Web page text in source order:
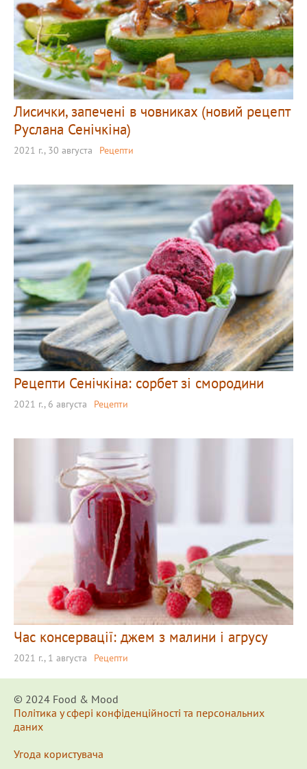
Лисички, запечені в човниках (новий рецепт
Руслана Сенічкіна)
2021 г., 30 августа Рецепти
Рецепти Сенічкіна: сорбет зі смородини
2021 г., 6 августа Рецепти
Час консервації: джем з малини і агрусу
2021 г., 1 августа Рецепти
© 2024 Food & Мood
Політика у сфері конфіденційності та персональних
даних
Угода користувача